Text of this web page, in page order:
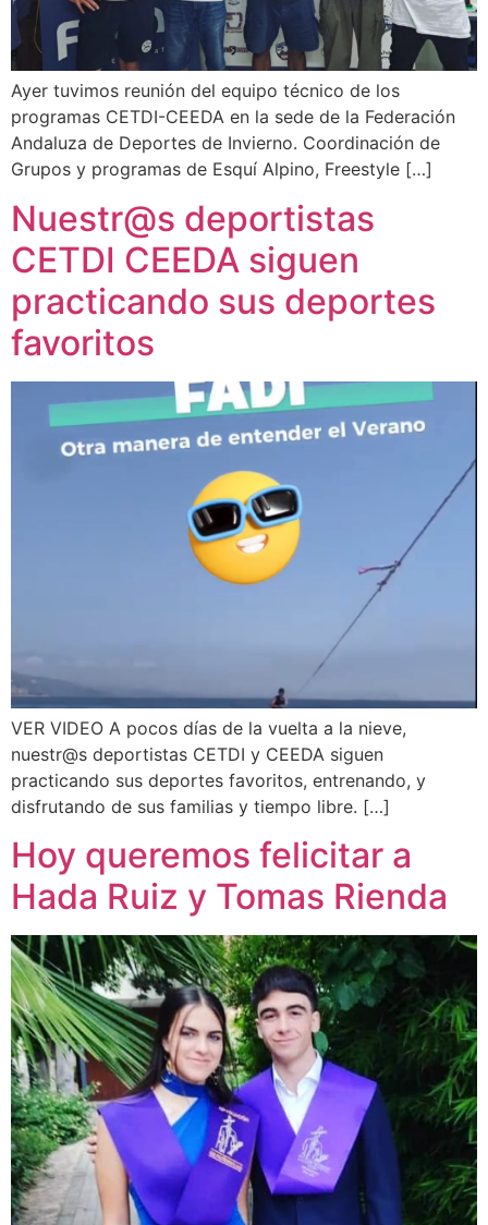
Ayer tuvimos reunión del equipo técnico de los
programas CETDI-CEEDA en la sede de la Federación
Andaluza de Deportes de Invierno. Coordinación de
Grupos y programas de Esquí Alpino, Freestyle […]
Nuestr@s deportistas
CETDI CEEDA siguen
practicando sus deportes
favoritos
VER VIDEO A pocos días de la vuelta a la nieve,
nuestr@s deportistas CETDI y CEEDA siguen
practicando sus deportes favoritos, entrenando, y
disfrutando de sus familias y tiempo libre. […]
Hoy queremos felicitar a
Hada Ruiz y Tomas Rienda